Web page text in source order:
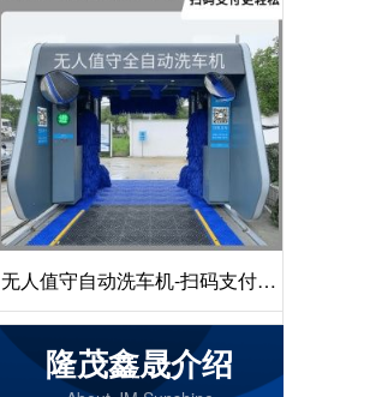
无人值守自动洗车机-扫码支付24
小时不停机洗车[隆茂鑫晟]
隆茂鑫晟介绍